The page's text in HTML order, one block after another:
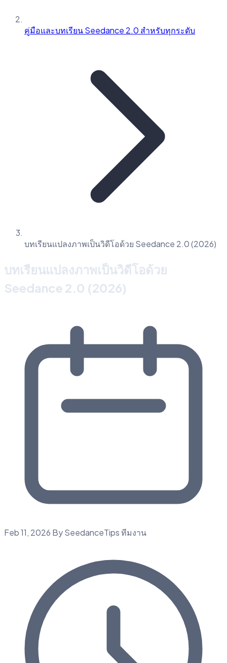
คู่มือและบทเรียน Seedance 2.0 สำหรับทุกระดับ
บทเรียนแปลงภาพเป็นวิดีโอด้วย Seedance 2.0 (2026)
บทเรียนแปลงภาพเป็นวิดีโอด้วย
Seedance 2.0 (2026)
Feb 11, 2026 By SeedanceTips ทีมงาน